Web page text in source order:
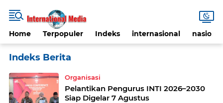
Home Terpopuler Indeks internasional nasional
Organisasi
Pelantikan Pengurus INTI 2026–2030
Siap Digelar 7 Agustus